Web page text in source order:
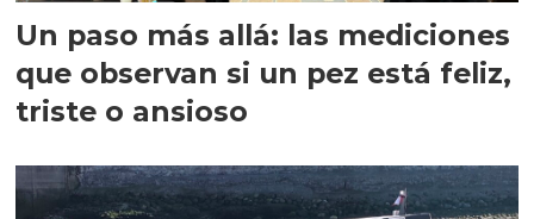
Un paso más allá: las mediciones
que observan si un pez está feliz,
triste o ansioso